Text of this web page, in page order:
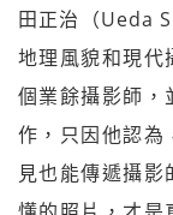
田正治（Ueda
地理風貌和現代
個業餘攝影師，
作，只因他認為
見也能傳遞攝